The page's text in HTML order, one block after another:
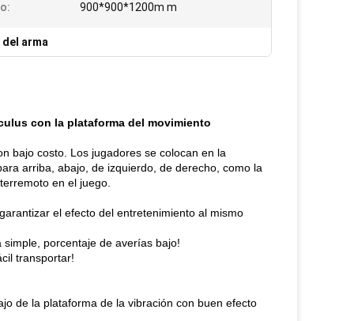
900*900*1200m m
arma
con la plataforma del movimiento
bajo costo. Los jugadores se colocan en la
arriba, abajo, de izquierdo, de derecho, como la
en el juego.
el efecto del entretenimiento al mismo
porcentaje de averías bajo!
transportar!
de la plataforma de la vibración con buen efecto